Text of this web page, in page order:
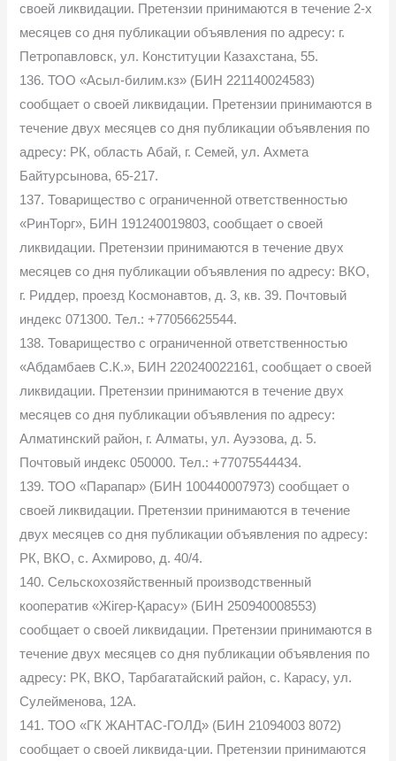
своей ликвидации. Претензии принимаются в течение 2-х
месяцев со дня публикации объявления по адресу: г.
Петропавловск, ул. Конституции Казахстана, 55.
136. ТОО «Асыл-билим.кз» (БИН 221140024583)
сообщает о своей ликвидации. Претензии принимаются в
течение двух месяцев со дня публикации объявления по
адресу: РК, область Абай, г. Семей, ул. Ахмета
Байтурсынова, 65-217.
137. Товарищество с ограниченной ответственностью
«РинТорг», БИН 191240019803, сообщает о своей
ликвидации. Претензии принимаются в течение двух
месяцев со дня публикации объявления по адресу: ВКО,
г. Риддер, проезд Космонавтов, д. 3, кв. 39. Почтовый
индекс 071300. Тел.: +77056625544.
138. Товарищество с ограниченной ответственностью
«Абдамбаев С.К.», БИН 220240022161, сообщает о своей
ликвидации. Претензии принимаются в течение двух
месяцев со дня публикации объявления по адресу:
Алматинский район, г. Алматы, ул. Ауэзова, д. 5.
Почтовый индекс 050000. Тел.: +77075544434.
139. ТОО «Парапар» (БИН 100440007973) сообщает о
своей ликвидации. Претензии принимаются в течение
двух месяцев со дня публикации объявления по адресу:
РК, ВКО, с. Ахмирово, д. 40/4.
140. Сельскохозяйственный производственный
кооператив «Жігер-Қарасу» (БИН 250940008553)
сообщает о своей ликвидации. Претензии принимаются в
течение двух месяцев со дня публикации объявления по
адресу: РК, ВКО, Тарбагатайский район, с. Карасу, ул.
Сулейменова, 12А.
141. ТОО «ГК ЖАНТАС-ГОЛД» (БИН 21094003 8072)
сообщает о своей ликвида-ции. Претензии принимаются